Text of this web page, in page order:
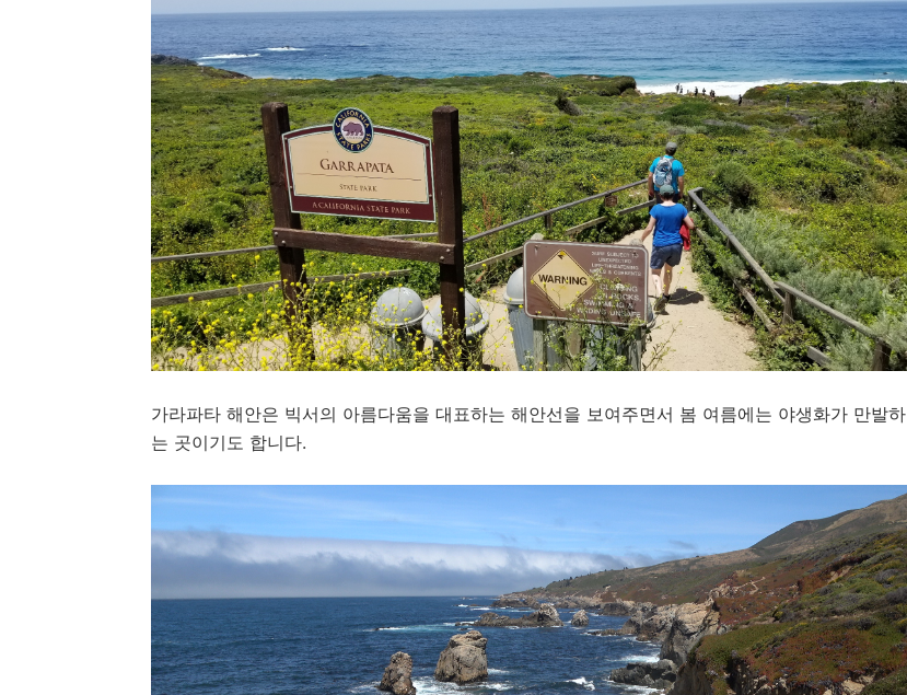
가라파타 해안은 빅서의 아름다움을 대표하는 해안선을 보여주면서 봄 여름에는 야생화가 만발하
는 곳이기도 합니다.